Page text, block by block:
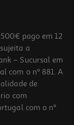
pago em 12
a
– Sucursal em
com o nº 881. A
de
com
com o nº